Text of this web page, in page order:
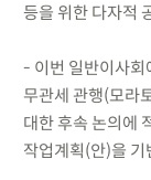
등을 위한 다자적
- 이번 일반이사회
무관세 관행(모라
대한 후속 논의에
작업계획(안)을 기